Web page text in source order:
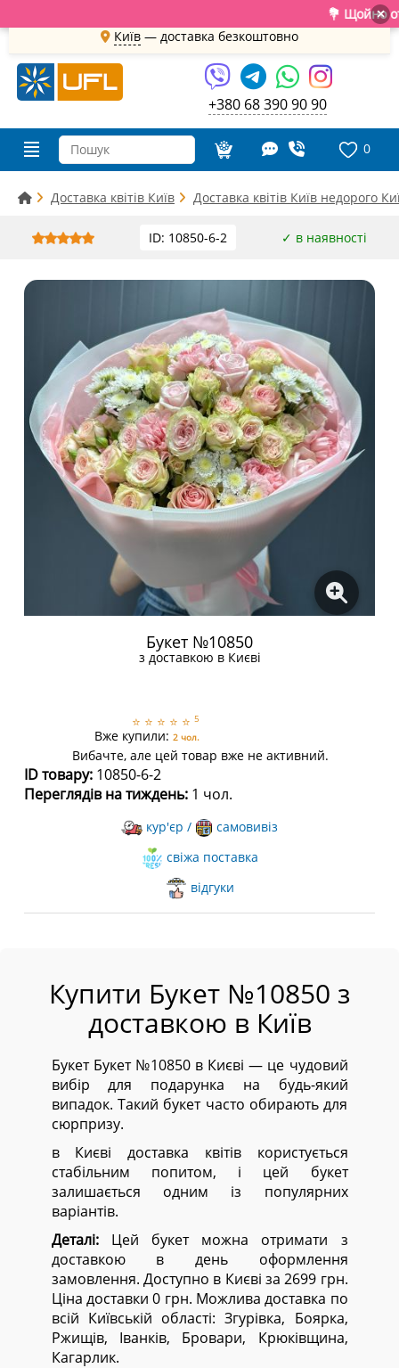
💐 Щойно ×
Київ — доставка безкоштовно
+380 68 390 90 90
0
Доставка квітів Київ Доставка квітів Київ недорого
ID: 10850-6-2 ✓ в наявності
Букет №10850
з доставкою в Києві
⭐ ⭐ ⭐ ⭐ ⭐ 5
Вже купили: 2 чол.
Вибачте, але цей товар вже не активний.
ID товару: 10850-6-2
Переглядів на тиждень: 1 чол.
кур'єр /
самовивіз
свіжа поставка
відгуки
Купити Букет №10850 з
доставкою в Київ
Букет Букет №10850 в Києві — це чудовий
вибір для подарунка на будь-який
випадок. Такий букет часто обирають для
сюрпризу.
в Києві доставка квітів користується
стабільним попитом, і цей букет
залишається одним із популярних
варіантів.
Деталі:Цей букет можна отримати з
доставкою в день оформлення
замовлення. Доступно в Києві за 2699 грн.
Ціна доставки 0 грн. Можлива доставка по
всій Київській області:Згурівка, Боярка,
Ржищів, Іванків, Бровари, Крюківщина,
Кагарлик.